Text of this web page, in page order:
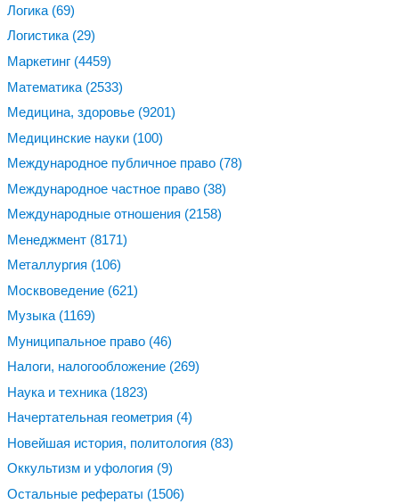
Логика (69)
Логистика (29)
Маркетинг (4459)
Математика (2533)
Медицина, здоровье (9201)
Медицинские науки (100)
Международное публичное право (78)
Международное частное право (38)
Международные отношения (2158)
Менеджмент (8171)
Металлургия (106)
Москвоведение (621)
Музыка (1169)
Муниципальное право (46)
Налоги, налогообложение (269)
Наука и техника (1823)
Начертательная геометрия (4)
Новейшая история, политология (83)
Оккультизм и уфология (9)
Остальные рефераты (1506)